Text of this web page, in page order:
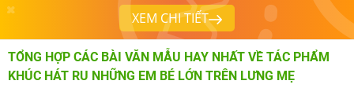
XEM CHI TIẾT
TỔNG HỢP CÁC BÀI VĂN MẪU HAY NHẤT VỀ TÁC PHẨM
KHÚC HÁT RU NHỮNG EM BÉ LỚN TRÊN LƯNG MẸ